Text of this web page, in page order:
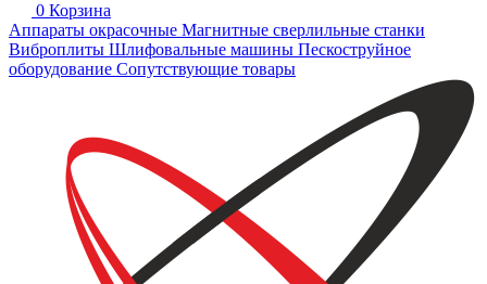
0 Корзина
Аппараты окрасочные Магнитные сверлильные станки
Виброплиты Шлифовальные машины Пескоструйное
оборудование Сопутствующие товары